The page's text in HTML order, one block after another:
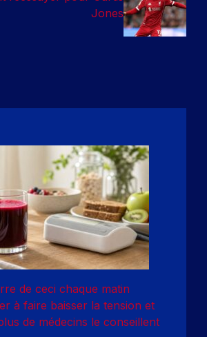
Jones
de ceci chaque matin
à faire baisser la tension et
de médecins le conseillent